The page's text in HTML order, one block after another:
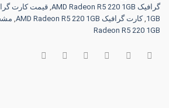
گرافیک AMD Radeon R5 220 1GB
1GB
,کارت گرافیک AMD Radeon R5 220 1GB
Radeon R5 220 1GB